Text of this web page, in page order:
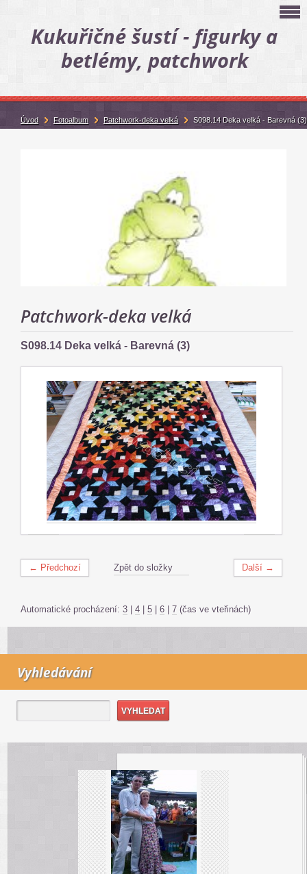
Kukuřičné šustí - figurky a
betlémy, patchwork
Patchwork-deka velká
S098.14 Deka velká - Barevná (3)
← Předchozí Další →
Zpět do složky
Automatické procházení: 3 | 4 | 5 | 6 | 7 (čas ve vteřinách)
Vyhledávání
Úvod Fotoalbum Patchwork-deka velká S098.14 Deka velká - Barevná (3)